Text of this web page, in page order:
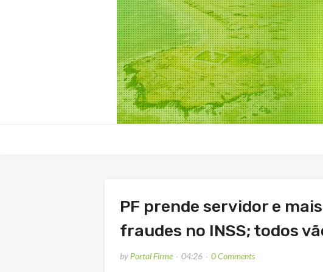
PF prende servidor e
fraudes no INSS; todos
by Portal Firme 04:26 0 Comments